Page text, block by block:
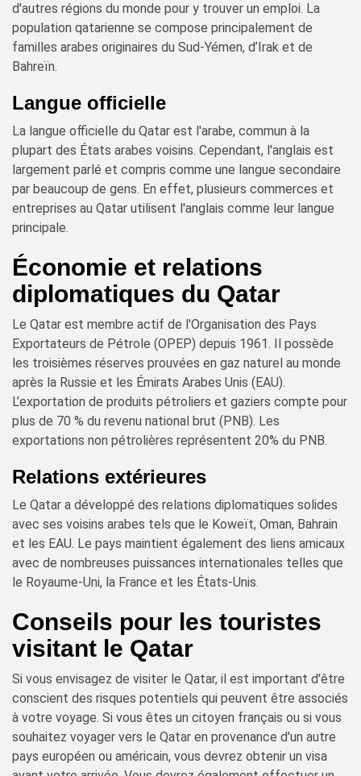
d'autres régions du monde pour y trouver un emploi. La
population qatarienne se compose principalement de
familles arabes originaires du Sud-Yémen, d’Irak et de
Bahreïn.
Langue officielle
La langue officielle du Qatar est l'arabe, commun à la
plupart des États arabes voisins. Cependant, l'anglais est
largement parlé et compris comme une langue secondaire
par beaucoup de gens. En effet, plusieurs commerces et
entreprises au Qatar utilisent l'anglais comme leur langue
principale.
Économie et relations
diplomatiques du Qatar
Le Qatar est membre actif de l'Organisation des Pays
Exportateurs de Pétrole (OPEP) depuis 1961. Il possède
les troisièmes réserves prouvées en gaz naturel au monde
après la Russie et les Émirats Arabes Unis (EAU).
L’exportation de produits pétroliers et gaziers compte pour
plus de 70 % du revenu national brut (PNB). Les
exportations non pétrolières représentent 20% du PNB.
Relations extérieures
Le Qatar a développé des relations diplomatiques solides
avec ses voisins arabes tels que le Koweït, Oman, Bahrain
et les EAU. Le pays maintient également des liens amicaux
avec de nombreuses puissances internationales telles que
le Royaume-Uni, la France et les États-Unis.
Conseils pour les touristes
visitant le Qatar
Si vous envisagez de visiter le Qatar, il est important d'être
conscient des risques potentiels qui peuvent être associés
à votre voyage. Si vous êtes un citoyen français ou si vous
souhaitez voyager vers le Qatar en provenance d'un autre
pays européen ou américain, vous devrez obtenir un visa